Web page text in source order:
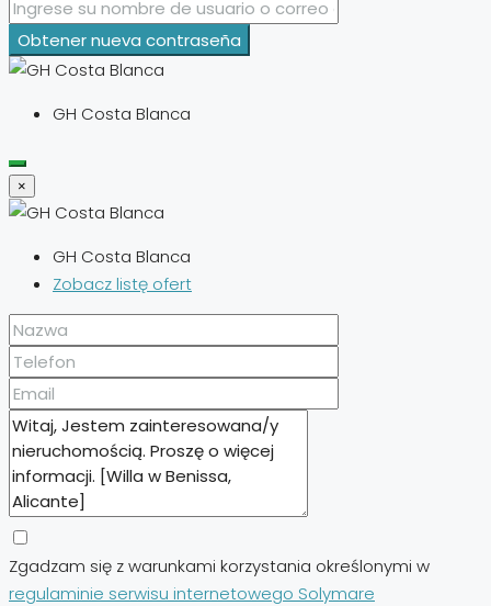
Obtener nueva contraseña
GH Costa Blanca
×
GH Costa Blanca
Zobacz listę ofert
Zgadzam się z warunkami korzystania określonymi w
regulaminie serwisu internetowego Solymare